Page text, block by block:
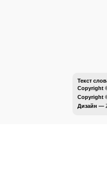
Текст
Copyright
Copyright
Дизайн —